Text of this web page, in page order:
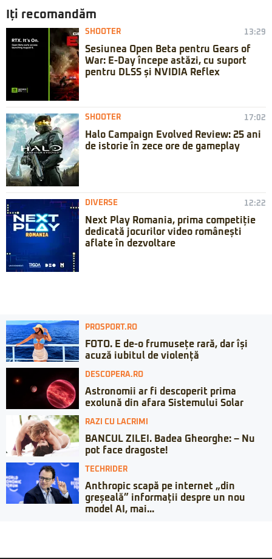
Iți recomandăm
SHOOTER 13:29
Sesiunea Open Beta pentru Gears of
War: E-Day începe astăzi, cu suport
pentru DLSS și NVIDIA Reflex
SHOOTER 17:02
Halo Campaign Evolved Review: 25 ani
de istorie în zece ore de gameplay
DIVERSE 12:22
Next Play Romania, prima competiție
dedicată jocurilor video românești
aflate în dezvoltare
PROSPORT.RO
FOTO. E de-o frumusețe rară, dar își
acuză iubitul de violență
DESCOPERA.RO
Astronomii ar fi descoperit prima
exolună din afara Sistemului Solar
RAZI CU LACRIMI
BANCUL ZILEI. Badea Gheorghe: – Nu
pot face dragoste!
TECHRIDER
Anthropic scapă pe internet „din
greșeală” informații despre un nou
model AI, mai...